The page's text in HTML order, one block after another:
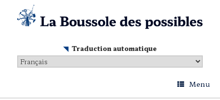
content
Traduction automatique
Menu